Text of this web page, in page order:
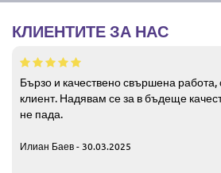
КЛИЕНТИТЕ ЗА НАС
Бързо и качествено свършена работа,
клиент. Надявам се за в бъдеще
не пада.
Илиан Баев - 30.03.2025